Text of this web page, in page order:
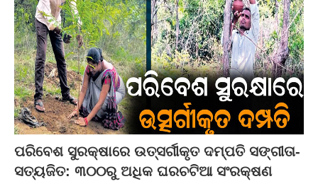
ପରିବେଶ ସୁରକ୍ଷାରେ ଉତ୍ସର୍ଗୀକୃତ ଦମ୍ପତି ସଙ୍ଗୀତା-
ସତ୍ୟଜିତ: ୩୦୦ରୁ ଅଧିକ ଘରଚଟିଆ ସଂରକ୍ଷଣ